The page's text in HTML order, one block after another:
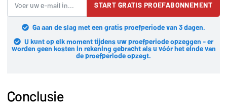
START GRATIS PROEFABONNEMENT
Ga aan de slag met een gratis proefperiode van 3 dagen.
U kunt op elk moment tijdens uw proefperiode opzeggen - er
worden geen kosten in rekening gebracht als u vóór het einde van
de proefperiode opzegt.
Conclusie